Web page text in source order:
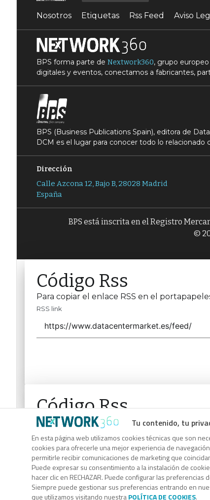
Tu contenido, tu
En esta página web utilizamos cookies técnicas que son
cookies para ofrecerle una mejor experiencia de
permitirle recibir comunicaciones de marketing que
Puede expresar su consentimiento a la instalación de
hacer clic en RECHAZAR. Puede configurar las preferencias
Siempre puede gestionar sus preferencias entrando en
que utilizamos visitando nuestraPOLÍTICA DE COOKIES.
Nosotros Etiquetas Rss Feed Aviso
BPS forma parte de Nextwork360, grupo
digitales y eventos, conectamos a fabricantes,
BPS (Business Publications Spain), editora de
DCM es el lugar para conocer todo lo
Dirección
Calle Azcona 12, Bajo B, 28028 Madrid
España
BPS está inscrita en el Registro
©
Código Rss
Para copiar el enlace RSS en el
RSS link
Código Rss
Para copiar el enlace RSS en el